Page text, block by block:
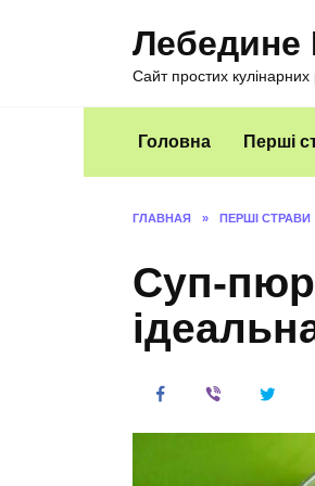
Лебедине
Сайт простих кулінарних
Головна Перші
ГЛАВНАЯ » ПЕРШІ СТРАВИ
Суп-